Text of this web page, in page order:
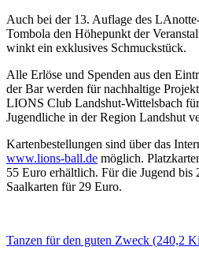
Auch bei der 13. Auflage des
Tombola den Höhepunkt der
winkt ein exklusives Schmuckstück.
Alle Erlöse und Spenden aus den
der Bar werden für nachhaltige
LIONS Club Landshut-Wittelsbach
Jugendliche in der Region Landshut
Karten­be­stel­lungen sind über das
www.lions-ball.de möglich.
55 Euro erhältlich. Für die Jugend bis
Saalkarten für 29 Euro.
Tanzen für den guten Zweck (240,2